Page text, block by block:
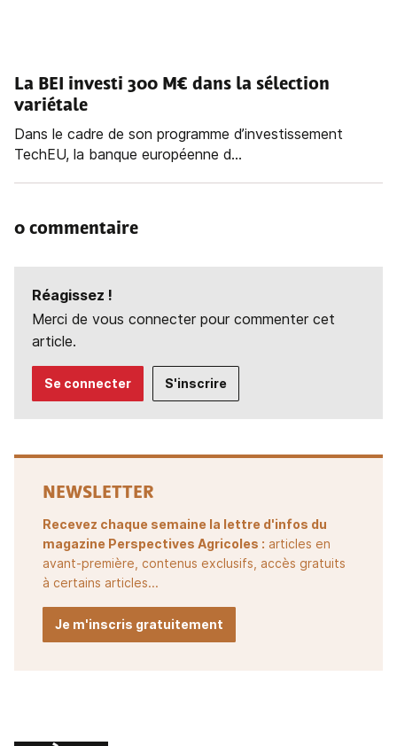
La BEI investi 300 M€ dans la sélection
variétale
Dans le cadre de son programme d’investissement
TechEU, la banque européenne d...
0 commentaire
Réagissez !
Merci de vous connecter pour commenter cet
article.
Se connecter S'inscrire
NEWSLETTER
Recevez chaque semaine la lettre d'infos du
magazine Perspectives Agricoles : articles en
avant-première, contenus exclusifs, accès gratuits
à certains articles...
Je m'inscris gratuitement